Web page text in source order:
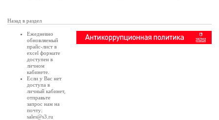
Назад в раздел
Ежедневно
обновляемый
прайс-лист в
excel формате
доступен в
личном
кабинете
Если у Вас нет
доступа в
личный кабинет,
отправьте
запрос нам на
почту:
sales@s3.ru